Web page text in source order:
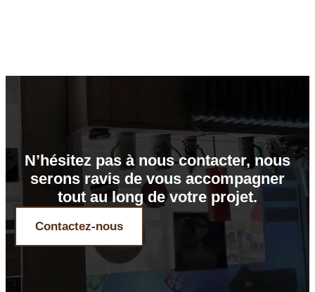
N’hésitez pas à nous contacter, nous
serons ravis de vous accompagner
tout au long de votre projet.
Contactez-nous